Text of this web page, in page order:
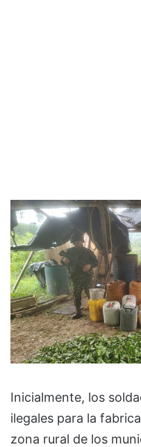
Inicialmente, los
ilegales para la
zona rural de los